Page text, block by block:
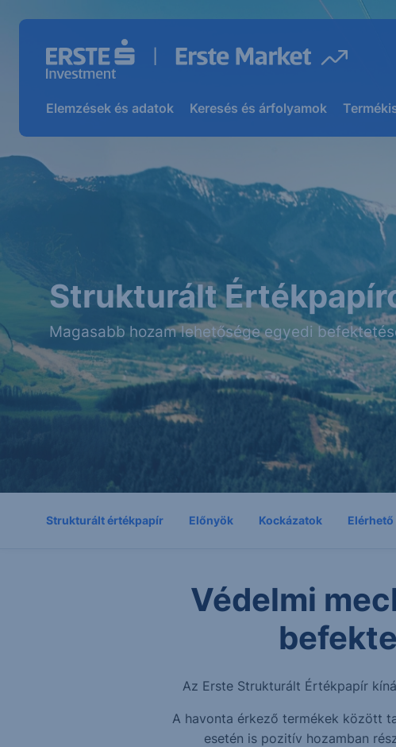
Elemzések és adatok Keresés és árfolyamok
Strukturált
Magasabb hozam lehetősége egyedi
Strukturált értékpapír Előnyök Kockázatok
Védelmi
Az Erste Strukturált Értékpapír
A havonta érkező termékek között
esetén is pozitív hozamban